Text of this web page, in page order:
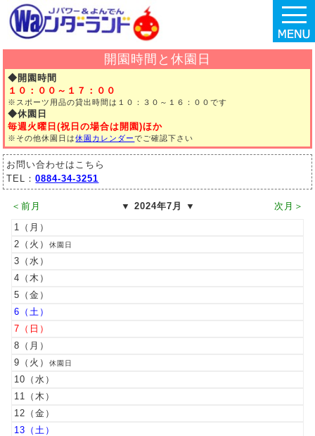
開園時間と休園日
◆開園時間
１０：００～１７：００
※スポーツ用品の貸出時間は １０：３０～１６：００です
◆休園日
毎週火曜日(祝日の場合は開園)ほか
※その他休園日は休園 カレンダーでご確認下さい
お問い合わせはこちら
TEL：0884-34-3251
＜前月 ▼ 2024年7月 ▼
次月＞
1
2
休園日
3
4
5
6
7
8
9
休園日
10
11
12
13